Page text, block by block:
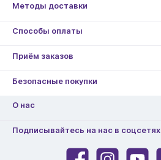
Методы доставки
Способы оплаты
Приём заказов
Безопасные покупки
О нас
Подписывайтесь на нас в соцсетях